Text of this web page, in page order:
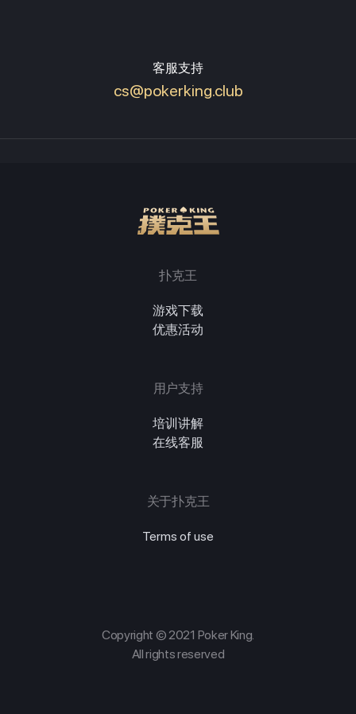
客服支持
cs@pokerking.club
扑克王
游戏下载
优惠活动
用户支持
培训讲解
在线客服
关于扑克王
Terms of use
Copyright © 2021 Poker King.
All rights reserved